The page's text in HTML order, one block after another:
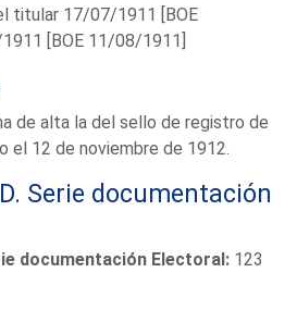
titular 17/07/1911 [BOE
[BOE 11/08/1911]
de alta la del sello de registro de
el 12 de noviembre de 1912.
Serie documentación
documentación Electoral: 123